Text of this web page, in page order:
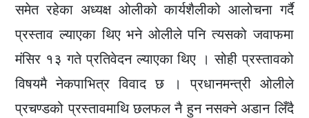
समेत रहेका अध्यक्ष ओलीको कार्यशैलीको आलोचना गर्दै
प्रस्ताव ल्याएका थिए भने ओलीले पनि त्यसको जवाफमा
मंसिर १३ गते प्रतिवेदन ल्याएका थिए । सोही प्रस्तावको
विषयमै नेकपाभित्र विवाद छ । प्रधानमन्त्री ओलीले
प्रचण्डको प्रस्तावमाथि छलफल नै हुन नसक्ने अडान लिँदै